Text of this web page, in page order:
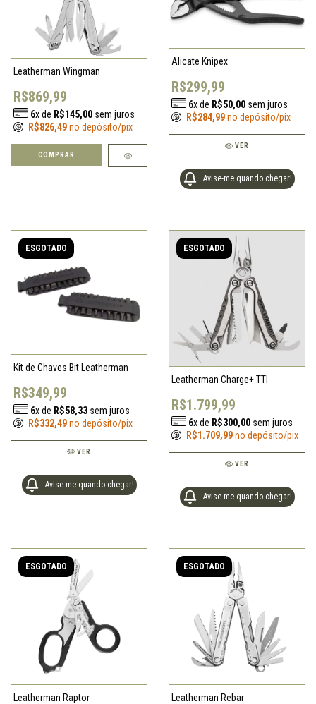
Leatherman Wingman
R$869,99
6x de R$145,00sem juros
R$826,49no depósito/pix
Alicate Knipex
R$299,99
6x de R$50,00sem juros
R$284,99no depósito/pix
VER
Avise-me quando chegar!
ESGOTADO
Kit de Chaves Bit Leatherman
R$349,99
6x de R$58,33sem juros
R$332,49no depósito/pix
VER
Avise-me quando chegar!
ESGOTADO
Leatherman Charge+ TTI
R$1.799,99
6x de R$300,00sem juros
R$1.709,99no depósito/pix
VER
Avise-me quando chegar!
ESGOTADO
Leatherman Raptor
ESGOTADO
Leatherman Rebar